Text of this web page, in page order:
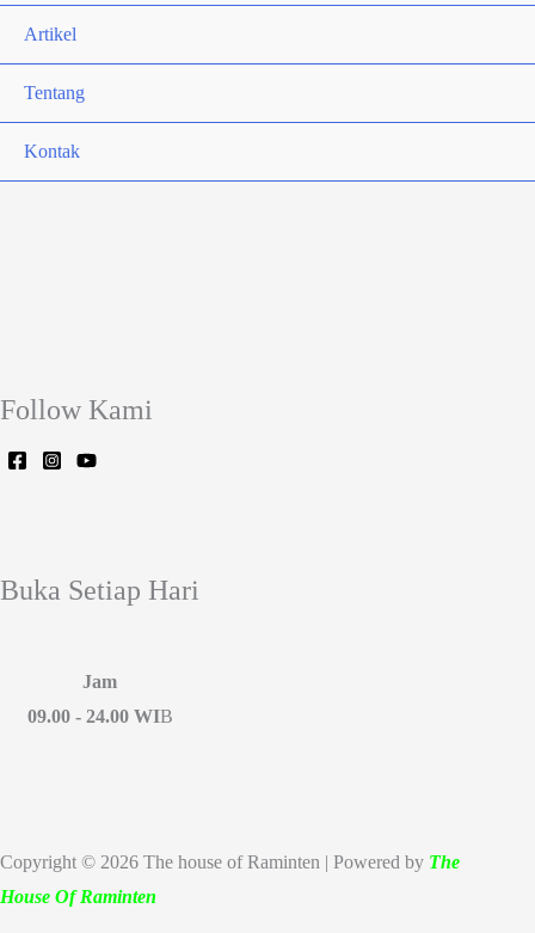
Artikel
Tentang
Kontak
Follow Kami
Buka Setiap Hari
Jam
09.00 - 24.00 WIB
Copyright © 2026 The house of Raminten | Powered by The
House Of Raminten